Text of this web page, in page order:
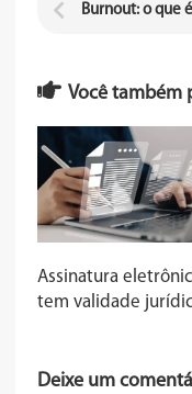
Burnout: o que
Você também
Assinatura
tem validade
Deixe um